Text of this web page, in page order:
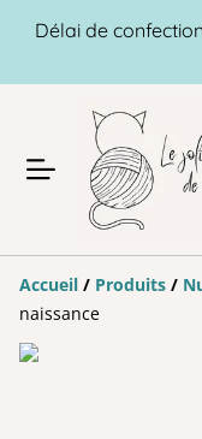
Délai de
Accueil / Produits /
naissance